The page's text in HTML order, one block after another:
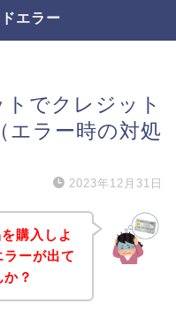
エラー
でクレジット
エラー時の対処
2023年12月31日
購入しよ
ーが出て
？